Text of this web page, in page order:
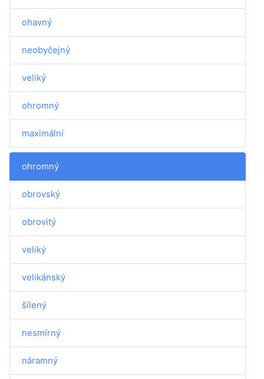
ohavný
neobyčejný
veliký
ohromný
maximální
ohromný
obrovský
obrovitý
veliký
velikánský
šílený
nesmírný
náramný